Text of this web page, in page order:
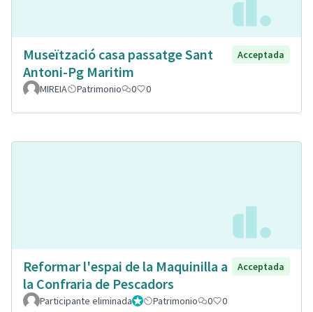
Museïtzació casa passatge Sant
Antoni-Pg Maritim
Acceptada
MIREIA Patrimonio 0 0
Reformar l'espai de la Maquinilla a
la Confraria de Pescadors
Acceptada
Participante eliminadaAdministrador
Patrimonio 0 0